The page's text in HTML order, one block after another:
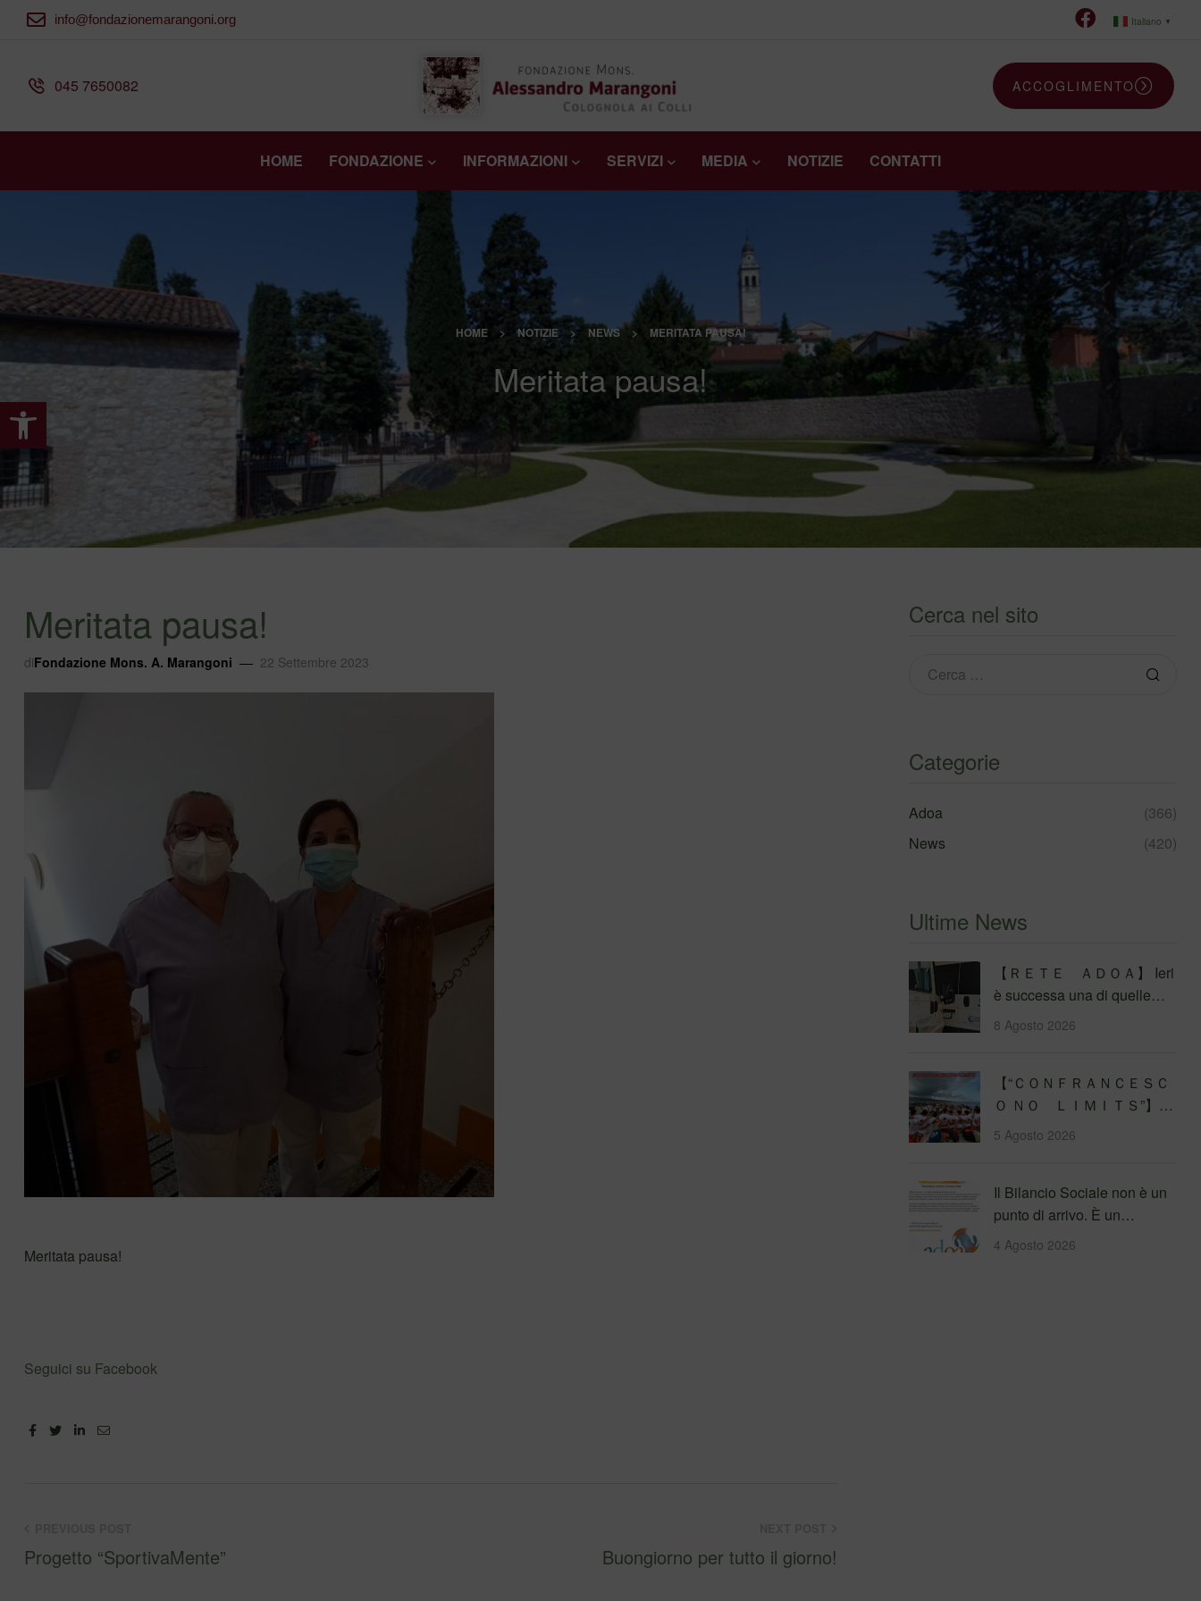
Apri la barra degli strumenti
info@fondazionemarangoni.org Italiano ▼
045 7650082 ACCOGLIMENTO
HOME FONDAZIONE INFORMAZIONI SERVIZI MEDIA NOTIZIE CONTATTI
HOME > NOTIZIE > NEWS > MERITATA PAUSA!
Meritata pausa!
Meritata pausa!
diFondazione Mons. A. Marangoni 22 Settembre 2023
Meritata pausa!
Seguici su Facebook
FacebookTwitterLinkedin
Email
Progetto “SportivaMente” Buongiorno per tutto il giorno!
Cerca nel sito
Categorie
Adoa
(366)
News
(420)
Ultime News
【 ＲＥＴＥ ＡＤＯＡ】 Ieri
è successa una di quelle
cose che ti rimettono in asse
con i…
8 Agosto 2026
【 “ＣＯＮＦＲＡＮＣＥＳＣ
Ｏ ＮＯ ＬＩＭＩＴＳ”】
Traversata dello Stretto di
Messina
5 Agosto 2026
Il Bilancio Sociale non è un
punto di arrivo. È un
percorso che genera
valore!…
4 Agosto 2026